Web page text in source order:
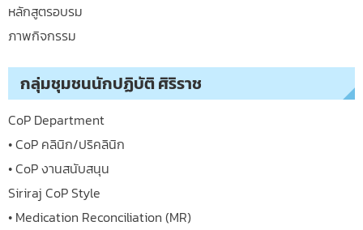
หลักสูตรอบรม
ภาพกิจกรรม
กลุ่มชุมชนนักปฏิบัติ ศิริราช
CoP Department
• CoP คลินิก/ปริคลินิก
• CoP งานสนับสนุน
Siriraj CoP Style
• Medication Reconciliation (MR)